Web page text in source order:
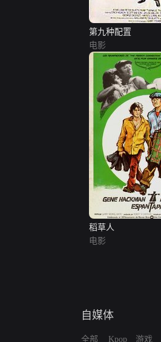
第九种配置
电影
稻草人
电影
自媒体
全部 Kpop 游戏